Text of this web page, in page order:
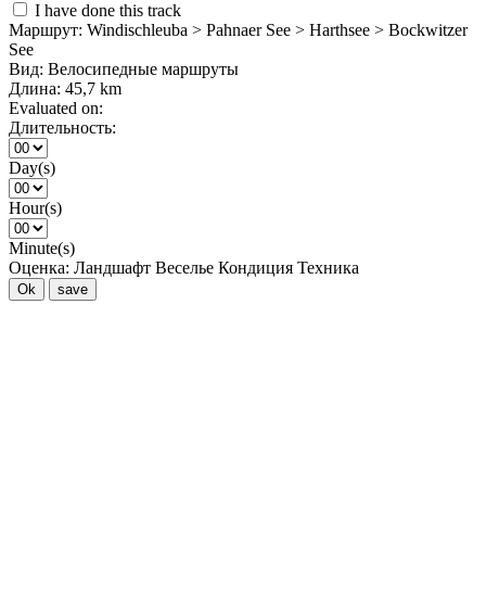
I have done this track
Маршрут: Windischleuba > Pahnaer See > Harthsee > Bockwitzer
See
Вид: Велосипедные маршруты
Длина: 45,7 km
Evaluated on:
Длительность:
Day(s)
Hour(s)
Minute(s)
Оценка: Ландшафт Веселье Кондиция Техника
Ok save